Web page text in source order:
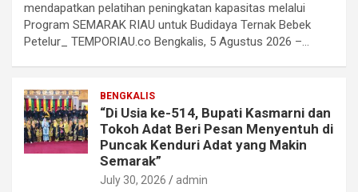
mendapatkan pelatihan peningkatan kapasitas melalui
Program SEMARAK RIAU untuk Budidaya Ternak Bebek
Petelur_ TEMPORIAU.co Bengkalis, 5 Agustus 2026 –…
BENGKALIS
“Di Usia ke-514, Bupati Kasmarni dan
Tokoh Adat Beri Pesan Menyentuh di
Puncak Kenduri Adat yang Makin
Semarak”
July 30, 2026 admin